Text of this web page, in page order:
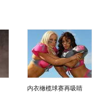
内衣橄榄球赛再吸睛